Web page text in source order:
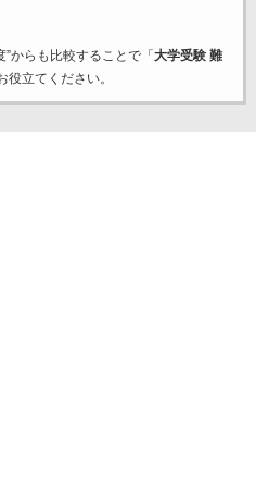
からも比較することで「 大学受験 難
役立てください。